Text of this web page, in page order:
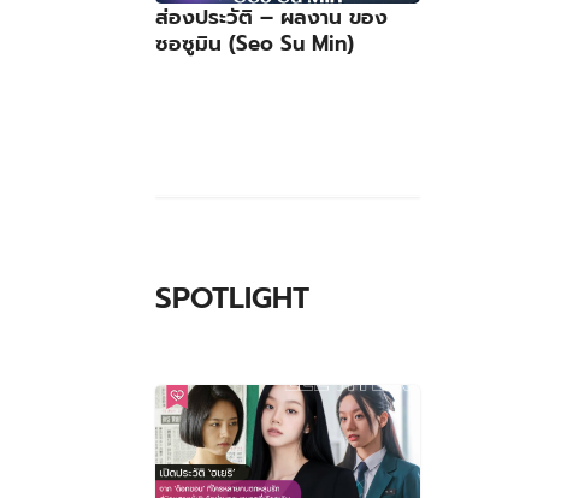
ส่องประวัติ – ผลงาน ของ
ซอซูมิน (Seo Su Min)
SPOTLIGHT